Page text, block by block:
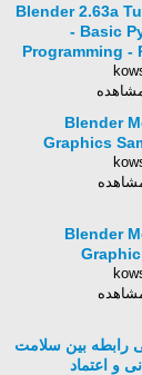
Blender 2.63a
- Basic
Programming -
Blender
Graphics
Blender
رابطه بین سلامت
و اعتماد